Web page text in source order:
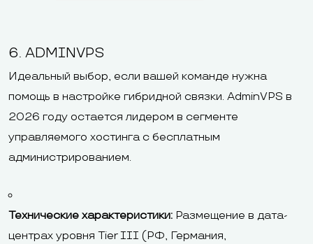
6. ADMINVPS
Идеальный выбор, если вашей команде нужна
помощь в настройке гибридной связки. AdminVPS в
2026 году остается лидером в сегменте
управляемого хостинга с бесплатным
администрированием.
Технические характеристики: Размещение в дата-
центрах уровня Tier III (РФ, Германия,